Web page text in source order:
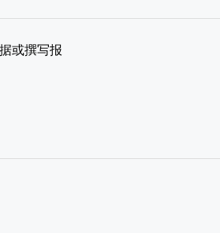
或撰写报